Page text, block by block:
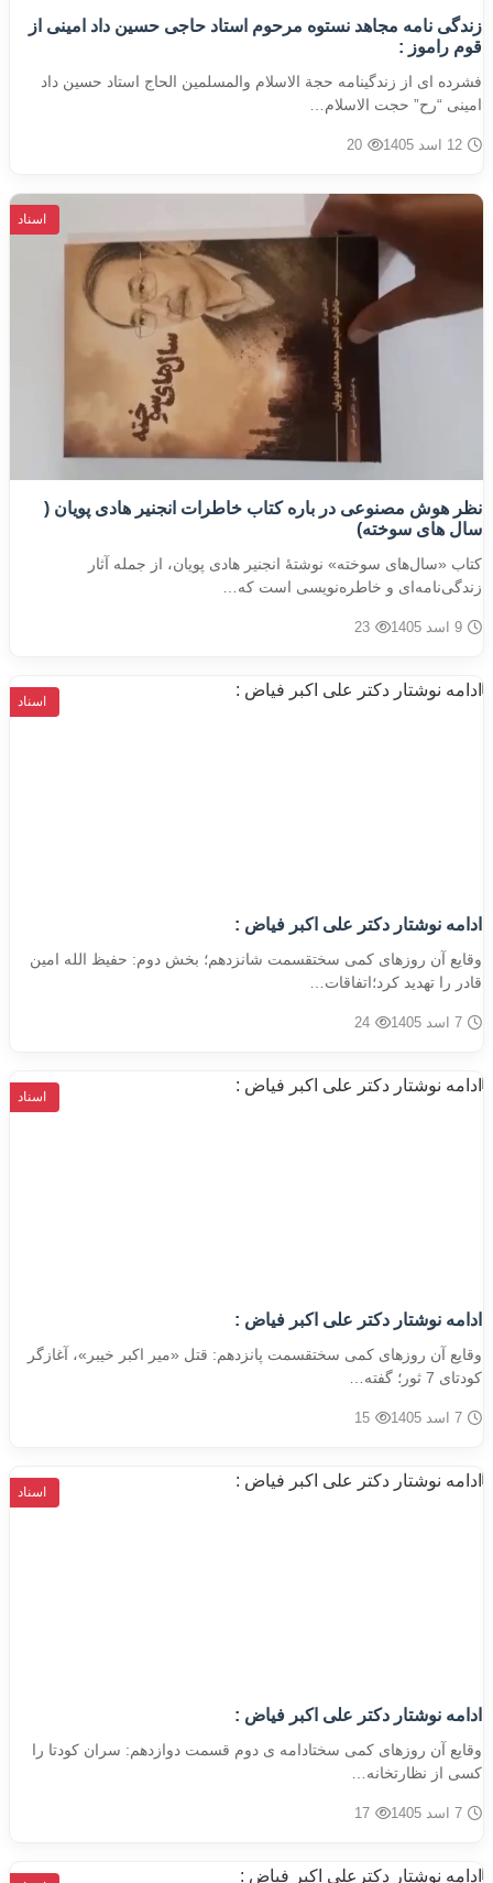
زندگی نامه مجاهد نستوه مرحوم استاد حاجی حسین داد امینی از
قوم راموز :
فشرده ای از زندگینامه حجة الاسلام والمسلمین الحاج استاد حسین داد
امینی “رح” حجت الاسلام…
12 اسد 1405 20
اسناد
نظر هوش مصنوعی در باره کتاب خاطرات انجنیر هادی پویان (
سال های سوخته)
کتاب «سال‌های سوخته» نوشتهٔ انجنیر هادی پویان، از جمله آثار
زندگی‌نامه‌ای و خاطره‌نویسی است که…
9 اسد 1405 23
اسناد
ادامه نوشتار دکتر علی اکبر فیاض :
وقایع آن روزهای کمی سختقسمت شانزدهم؛ بخش دوم: حفیظ الله امین
قادر را تهدید کرد؛اتفاقات…
7 اسد 1405 24
اسناد
ادامه نوشتار دکتر علی اکبر فیاض :
وقایع آن روزهای کمی سختقسمت پانزدهم: قتل «میر اکبر خیبر»، آغازگر
کودتای 7 ثور؛ گفته…
7 اسد 1405 15
اسناد
ادامه نوشتار دکتر علی اکبر فیاض :
وقایع آن روزهای کمی سختادامه ی دوم قسمت دوازدهم: سران کودتا را
کسی از نظارتخانه…
7 اسد 1405 17